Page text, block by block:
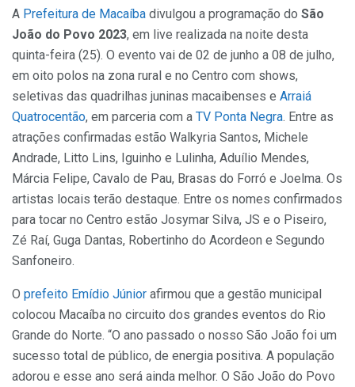
A Prefeitura de Macaíba divulgou a programação do São
João do Povo 2023, em live realizada na noite desta
quinta-feira (25). O evento vai de 02 de junho a 08 de julho,
em oito polos na zona rural e no Centro com shows,
seletivas das quadrilhas juninas macaibenses e Arraiá
Quatrocentão, em parceria com a TV Ponta Negra. Entre as
atrações confirmadas estão Walkyria Santos, Michele
Andrade, Litto Lins, Iguinho e Lulinha, Aduílio Mendes,
Márcia Felipe, Cavalo de Pau, Brasas do Forró e Joelma. Os
artistas locais terão destaque. Entre os nomes confirmados
para tocar no Centro estão Josymar Silva, JS e o Piseiro,
Zé Raí, Guga Dantas, Robertinho do Acordeon e Segundo
Sanfoneiro.
O prefeito Emídio Júnior afirmou que a gestão municipal
colocou Macaíba no circuito dos grandes eventos do Rio
Grande do Norte. “O ano passado o nosso São João foi um
sucesso total de público, de energia positiva. A população
adorou e esse ano será ainda melhor. O São João do Povo